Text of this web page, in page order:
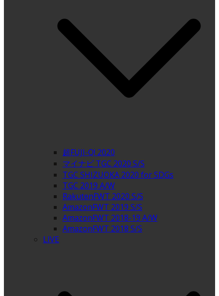
超FUJI-Q! 2020
マイナビ TGC 2020 S/S
TGC SHIZUOKA 2020 for SDGs
TGC 2019 A/W
RakutenFWT 2020 S/S
AmazonFWT 2019 S/S
AmazonFWT 2018-19 A/W
AmazonFWT 2018 S/S
LIVE